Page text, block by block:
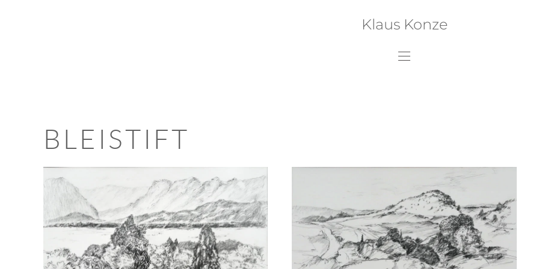
Klaus Konze
BLEISTIFT
>>
>>